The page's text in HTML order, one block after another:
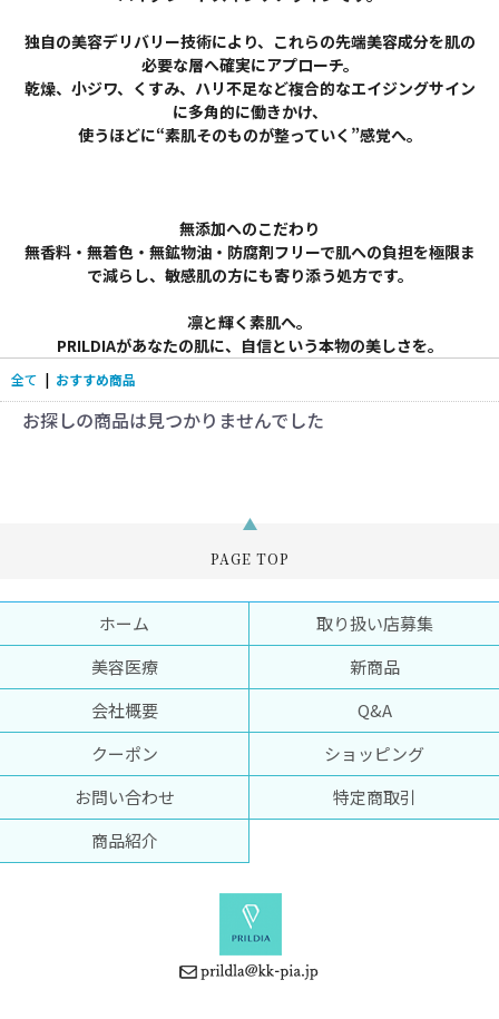
独自の美容デリバリー技術により、これらの先端美容成分を肌の
必要な層へ確実にアプローチ。
乾燥、小ジワ、くすみ、ハリ不足など複合的なエイジングサイン
に多角的に働きかけ、
使うほどに“素肌そのものが整っていく”感覚へ。
無添加へのこだわり
無香料・無着色・無鉱物油・防腐剤フリーで肌への負担を極限ま
で減らし、敏感肌の方にも寄り添う処方です。
凛と輝く素肌へ。
PRILDIAがあなたの肌に、自信という本物の美しさを。
全て | おすすめ商品
お探しの商品は見つかりませんでした
PAGE TOP
ホーム
取り扱い店募集
美容医療
新商品
会社概要
Q&A
クーポン
ショッピング
お問い合わせ
特定商取引
商品紹介